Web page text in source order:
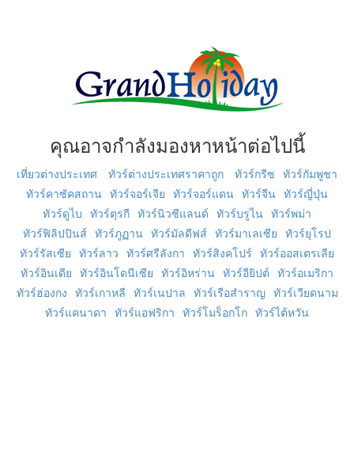
คุณอาจกำลังมองหาหน้าต่อไปนี้
เที่ยวต่างประเทศ ทัวร์ต่างประเทศราคาถูก ทัวร์กรีซ
ทัวร์กัมพูชา
ทัวร์คาซัคสถาน
ทัวร์จอร์เจีย ทัวร์จอร์แดน ทัวร์จีน
ทัวร์ญี่ปุ่น
ทัวร์ดูไบ
ทัวร์ตุรกี ทัวร์นิวซีแลนด์ ทัวร์บรูไน
ทัวร์พม่า
ทัวร์ฟิลิปปินส์
ทัวร์ภูฏาน ทัวร์มัลดีฟส์ ทัวร์มาเลเซีย
ทัวร์ยุโรป
ทัวร์รัสเซีย
ทัวร์ลาว ทัวร์ศรีลังกา ทัวร์สิงคโปร์
ทัวร์ออสเตรเลีย
ทัวร์อินเดีย
ทัวร์อินโดนีเซีย ทัวร์อิหร่าน ทัวร์อียิปต์
ทัวร์อเมริกา
ทัวร์ฮ่องกง
ทัวร์เกาหลี ทัวร์เนปาล ทัวร์เรือสำราญ
ทัวร์เวียดนาม
ทัวร์แคนาดา
ทัวร์แอฟริกา ทัวร์โมร็อกโก ทัวร์ไต้หวัน